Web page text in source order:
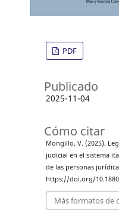
PDF
Publicado
2025-11-04
Cómo citar
Mongillo, V. (2025).
judicial en el sistema
de las personas
https://doi.org/
Más formatos de